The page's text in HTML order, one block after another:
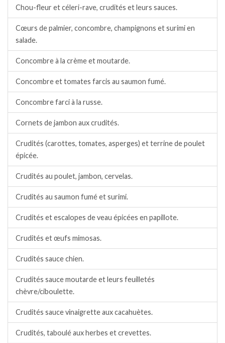
Chou-fleur et céleri-rave, crudités et leurs sauces.
Cœurs de palmier, concombre, champignons et surimi en
salade.
Concombre à la crème et moutarde.
Concombre et tomates farcis au saumon fumé.
Concombre farci à la russe.
Cornets de jambon aux crudités.
Crudités (carottes, tomates, asperges) et terrine de poulet
épicée.
Crudités au poulet, jambon, cervelas.
Crudités au saumon fumé et surimi.
Crudités et escalopes de veau épicées en papillote.
Crudités et œufs mimosas.
Crudités sauce chien.
Crudités sauce moutarde et leurs feuilletés
chèvre/ciboulette.
Crudités sauce vinaigrette aux cacahuètes.
Crudités, taboulé aux herbes et crevettes.